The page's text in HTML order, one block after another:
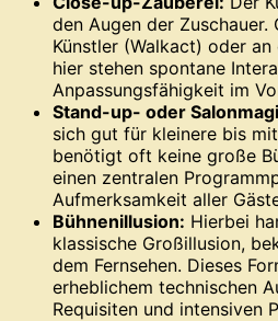
den Augen der Zuschauer.
Künstler (Walkact) oder
hier stehen spontane
Anpassungsfähigkeit im
Stand-up- oder
sich gut für kleinere bis
benötigt oft keine große
einen zentralen
Aufmerksamkeit aller
Bühnenillusion: Hierbei
klassische Großillusion,
dem Fernsehen. Dieses
erheblichem technischen
Requisiten und intensiven